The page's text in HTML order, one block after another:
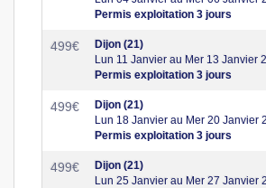
Permis exploitation 3 jours
499€
Dijon (21)
Lun 11 Janvier au Mer 13 Janvier
Permis exploitation 3 jours
499€
Dijon (21)
Lun 18 Janvier au Mer 20 Janvier
Permis exploitation 3 jours
499€
Dijon (21)
Lun 25 Janvier au Mer 27 Janvier